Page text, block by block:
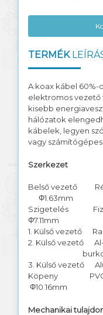
TERMÉK
A koax kábel 60%-
elektromos vezető
kisebb
hálózatok
kábelek, legyen
vagy
Szerkezet
Belső vezető
Φ1.63mm
Szigetelés
Φ7.11mm
1. Külső vezető
2. Külső vezető
burkolat :
3. Külső vezető
Köpeny
Φ10.16mm
Mechanikai